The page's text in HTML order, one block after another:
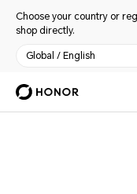
Choose your country or
shop directly.
Global / English